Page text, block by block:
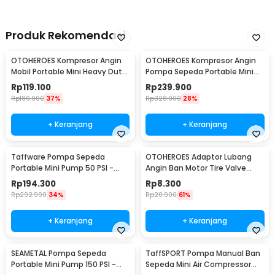
Produk Rekomendasi
OTOHEROES Kompresor Angin
Mobil Portable Mini Heavy Duty
12V 150 PSI
Rp119.100
Rp186.900 37%
+ Keranjang
OTOHEROES Kompresor Angin
Pompa Sepeda Portable Mini
Pump 150 PSI - 628-4X4
Rp239.900
Rp328.900 28%
+ Keranjang
Taffware Pompa Sepeda
Portable Mini Pump 50 PSI -
ATJ-1166-mini
Rp194.300
Rp292.900 34%
+ Keranjang
OTOHEROES Adaptor Lubang
Angin Ban Motor Tire Valve
Stem Metal 90 Degree - EA90
Rp8.300
Rp20.900 61%
+ Keranjang
SEAMETAL Pompa Sepeda
Portable Mini Pump 150 PSI -
TaffSPORT Pompa Manual Ban
Sepeda Mini Air Compressor